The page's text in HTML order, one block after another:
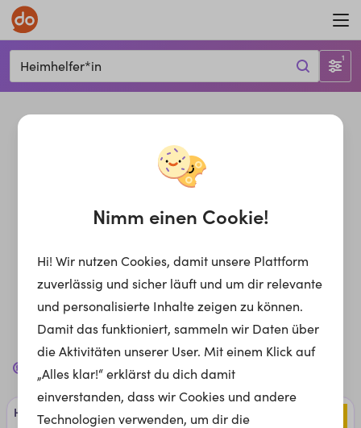
Heimhelfer*in 1
Jobs in Heimhelfer*in für dich
Heim­hil­fe (w/m/d)
Nimm einen Cookie!
Hi! Wir nutzen Cookies, damit unsere Plattform
zuverlässig und sicher läuft und um dir relevante
und personalisierte Inhalte zeigen zu können.
Damit das funktioniert, sammeln wir Daten über
die Aktivitäten unserer User. Mit einem Klick auf
„Alles klar!“ erklärst du dich damit
einverstanden, dass wir Cookies und andere
Technologien verwenden, um dir die